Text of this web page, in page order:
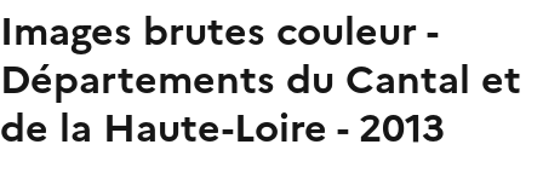
Images brutes couleur -
Départements du Cantal et
de la Haute-Loire - 2013